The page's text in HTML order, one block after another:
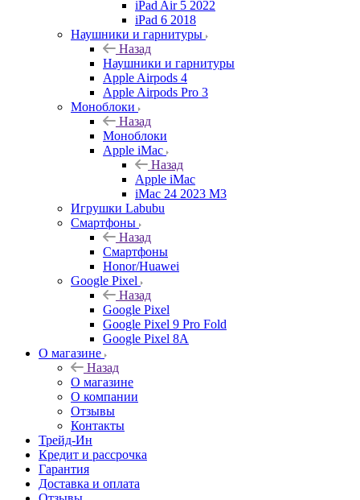
iPad Air 5 2022
iPad 6 2018
Наушники и гарнитуры
Назад
Наушники и гарнитуры
Apple Airpods 4
Apple Airpods Pro 3
Моноблоки
Назад
Моноблоки
Apple iMac
Назад
Apple iMac
iMac 24 2023 M3
Игрушки Labubu
Смартфоны
Назад
Смартфоны
Honor/Huawei
Google Pixel
Назад
Google Pixel
Google Pixel 9 Pro Fold
Google Pixel 8A
О магазине
Назад
О магазине
О компании
Отзывы
Контакты
Трейд-Ин
Кредит и рассрочка
Гарантия
Доставка и оплата